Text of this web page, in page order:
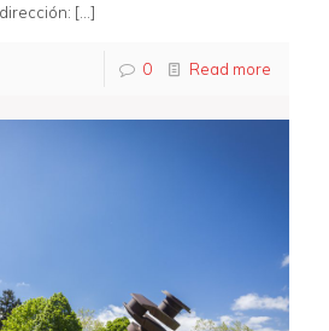
[…]
0 Read more